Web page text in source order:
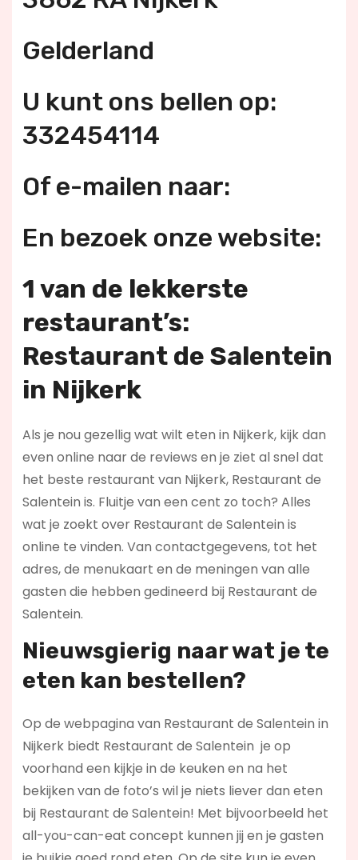
Gelderland
U kunt ons bellen op:
332454114
Of e-mailen naar:
En bezoek onze website:
1 van de lekkerste
restaurant’s:
Restaurant de Salentein
in Nijkerk
Als je nou gezellig wat wilt eten in Nijkerk, kijk dan
even online naar de reviews en je ziet al snel dat
het beste restaurant van Nijkerk, Restaurant de
Salentein is. Fluitje van een cent zo toch? Alles
wat je zoekt over Restaurant de Salentein is
online te vinden. Van contactgegevens, tot het
adres, de menukaart en de meningen van alle
gasten die hebben gedineerd bij Restaurant de
Salentein.
Nieuwsgierig naar wat je te
eten kan bestellen?
Op de webpagina van Restaurant de Salentein in
Nijkerk biedt Restaurant de Salentein je op
voorhand een kijkje in de keuken en na het
bekijken van de foto’s wil je niets liever dan eten
bij Restaurant de Salentein! Met bijvoorbeeld het
all-you-can-eat concept kunnen jij en je gasten